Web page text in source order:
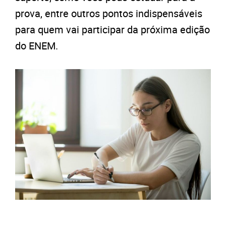
prova, entre outros pontos indispensáveis
para quem vai participar da próxima edição
do ENEM.